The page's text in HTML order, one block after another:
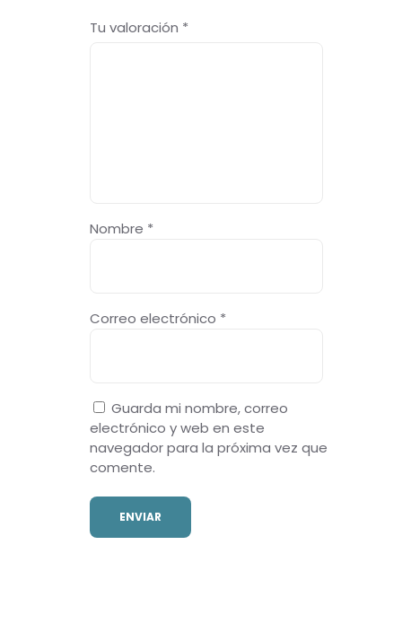
Tu valoración *
Nombre *
Correo electrónico *
Guarda mi nombre, correo
electrónico y web en este
navegador para la próxima vez que
comente.